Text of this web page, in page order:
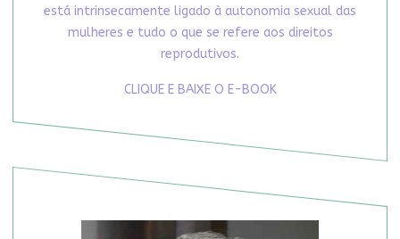
está intrinsecamente ligado à autonomia sexual das
mulheres e tudo o que se refere aos direitos
reprodutivos.
CLIQUE E BAIXE O E-BOOK